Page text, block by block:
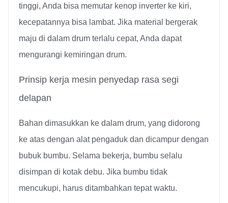
tinggi, Anda bisa memutar kenop inverter ke kiri,
kecepatannya bisa lambat. Jika material bergerak
maju di dalam drum terlalu cepat, Anda dapat
mengurangi kemiringan drum.
Prinsip kerja mesin penyedap rasa segi
delapan
Bahan dimasukkan ke dalam drum, yang didorong
ke atas dengan alat pengaduk dan dicampur dengan
bubuk bumbu. Selama bekerja, bumbu selalu
disimpan di kotak debu. Jika bumbu tidak
mencukupi, harus ditambahkan tepat waktu.